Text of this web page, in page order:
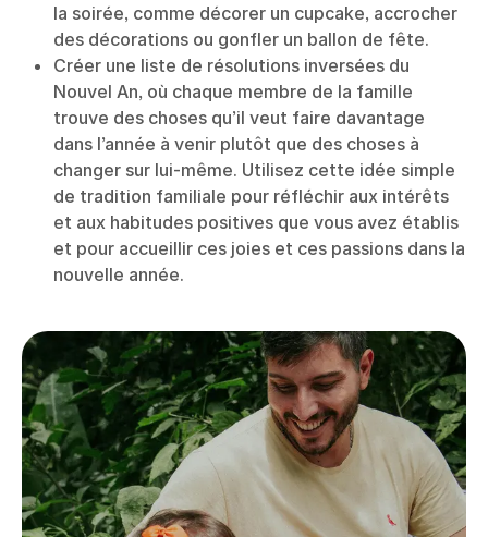
la soirée, comme décorer un cupcake, accrocher
des décorations ou gonfler un ballon de fête.
Créer une liste de résolutions inversées du
Nouvel An, où chaque membre de la famille
trouve des choses qu’il veut faire davantage
dans l’année à venir plutôt que des choses à
changer sur lui-même. Utilisez cette idée simple
de tradition familiale pour réfléchir aux intérêts
et aux habitudes positives que vous avez établis
et pour accueillir ces joies et ces passions dans la
nouvelle année.